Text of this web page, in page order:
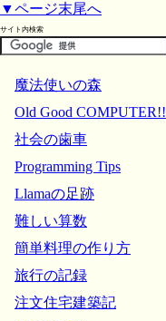
▼ページ末尾へ
サイト内検索
魔法使いの森
Old Good COMPUTER!!
社会の歯車
Programming Tips
Llamaの足跡
難しい算数
簡単料理の作り方
旅行の記録
注文住宅建築記